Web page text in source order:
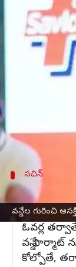
వన్డేల గురించి
Jayachandra
ఈ వార్తాకథనం ఏంటి
వన్డేలపై
సచిన్
వన్డేలను
వన్డేల్లో
ఓవర్ల
వన్డే ఫార్మాట్
కోల్పోతే,